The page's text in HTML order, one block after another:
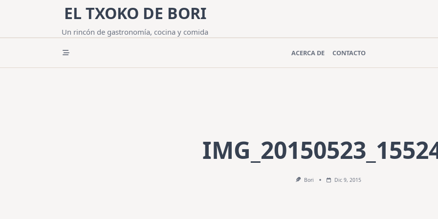
EL TXOKO DE BORI
Un rincón de gastronomía, cocina y comida
ACERCA DE CONTACTO
Bori Dic 9, 2015